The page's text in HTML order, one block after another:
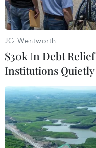
88% tổ chức tín
JG Wentworth
$30k In Debt
Institutions Quietly